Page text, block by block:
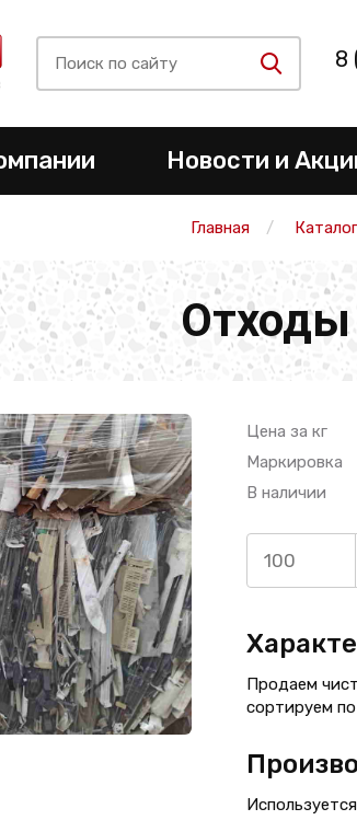
8
Новости и
Главная Каталог
Отходы
Цена за кг
Маркировка
В наличии
Продаем
сортируем